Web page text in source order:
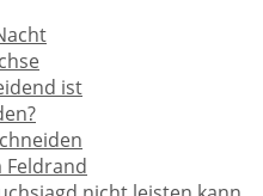
ist
Feldrand